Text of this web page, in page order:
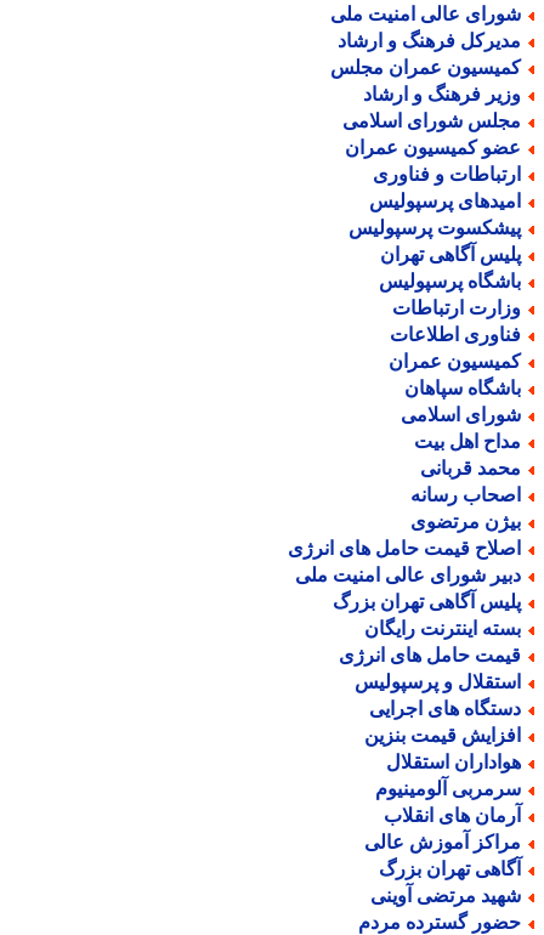
عالی امنیت ملی
فرهنگ و ارشاد
عمران مجلس
فرهنگ و ارشاد
شورای اسلامی
کمیسیون عمران
و فناوری
پرسپولیس
پرسپولیس
آگاهی تهران
پرسپولیس
ارتباطات
اطلاعات
عمران
سپاهان
اسلامی
اهل بیت
قربانی
رسانه
مرتضوی
قیمت حامل های انرژی
شورای عالی امنیت ملی
آگاهی تهران بزرگ
اینترنت رایگان
حامل های انرژی
و پرسپولیس
های اجرایی
قیمت بنزین
استقلال
آلومینیوم
های انقلاب
آموزش عالی
تهران بزرگ
مرتضی آوینی
گسترده مردم